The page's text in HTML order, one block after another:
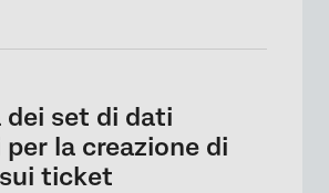
set di dati
la creazione di
ticket